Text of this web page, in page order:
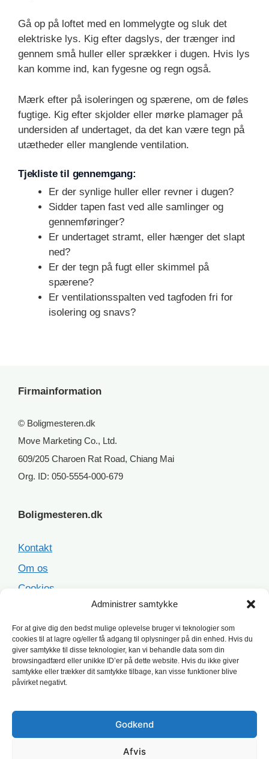
Administrer samtykke
For at give dig den bedst mulige oplevelse bruger vi teknologier som
cookies til at lagre og/eller få adgang til oplysninger på din enhed. Hvis du
giver samtykke til disse teknologier, kan vi behandle data som din
browsingadfærd eller unikke ID’er på dette website. Hvis du ikke giver
samtykke eller trækker dit samtykke tilbage, kan visse funktioner blive
påvirket negativt.
Godkend
Afvis
Gå op på loftet med en lommelygte og sluk det
elektriske lys. Kig efter dagslys, der trænger ind
gennem små huller eller sprækker i dugen. Hvis lys
kan komme ind, kan fygesne og regn også.
Mærk efter på isoleringen og spærene, om de føles
fugtige. Kig efter skjolder eller mørke plamager på
undersiden af undertaget, da det kan være tegn på
utætheder eller manglende ventilation.
Tjekliste til gennemgang:
Er der synlige huller eller revner i dugen?
Sidder tapen fast ved alle samlinger og
gennemføringer?
Er undertaget stramt, eller hænger det slapt
ned?
Er der tegn på fugt eller skimmel på
spærene?
Er ventilationsspalten ved tagfoden fri for
isolering og snavs?
Firmainformation
© Boligmesteren.dk
Move Marketing Co., Ltd.
609/205 Charoen Rat Road, Chiang Mai
Org. ID: 050-5554-000-679
Boligmesteren.dk
Kontakt
Om os
Cookies
Populære opgaver
Facaderenovering
Terrasse